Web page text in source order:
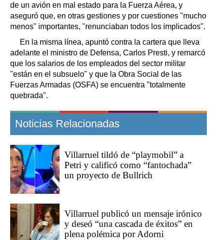
de un avión en mal estado para la Fuerza Aérea, y
aseguró que, en otras gestiones y por cuestiones "mucho
menos" importantes, "renunciaban todos los implicados".
En la misma línea, apuntó contra la cartera que lleva
adelante el ministro de Defensa, Carlos Presti, y remarcó
que los salarios de los empleados del sector militar
"están en el subsuelo" y que la Obra Social de las
Fuerzas Armadas (OSFA) se encuentra "totalmente
quebrada".
Noticias Relacionadas
Villarruel tildó de “playmobil” a
Petri y calificó como “fantochada”
un proyecto de Bullrich
Villarruel publicó un mensaje irónico
y deseó “una cascada de éxitos” en
plena polémica por Adorni